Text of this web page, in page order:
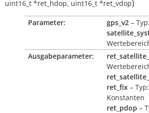
uint16_t *ret_hdop, uint16_t *ret_vdop)
Parameter: gps_v2 –
Ausgabeparameter:
ret_fix –
Konstanten
ret_pdop –